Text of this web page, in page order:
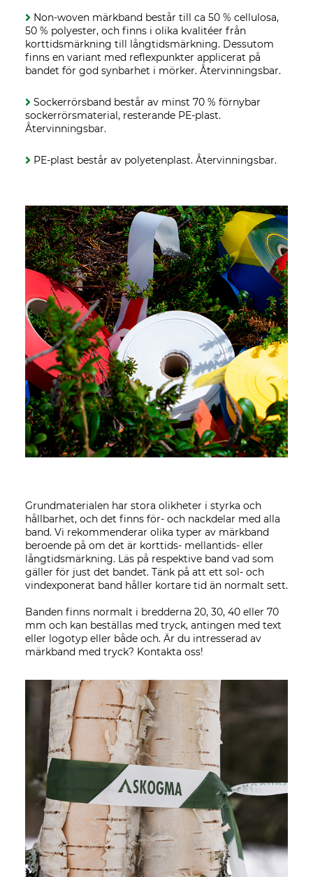
Non-woven märkband består till ca 50 % cellulosa,
50 % polyester, och finns i olika kvalitéer från
korttidsmärkning till långtidsmärkning. Dessutom
finns en variant med reflexpunkter applicerat på
bandet för god synbarhet i mörker. Återvinningsbar.
Sockerrörsband består av minst 70 % förnybar
sockerrörsmaterial, resterande PE-plast.
Återvinningsbar.
PE-plast består av polyetenplast. Återvinningsbar.
Grundmaterialen har stora olikheter i styrka och
hållbarhet, och det finns för- och nackdelar med alla
band. Vi rekommenderar olika typer av märkband
beroende på om det är korttids- mellantids- eller
långtidsmärkning. Läs på respektive band vad som
gäller för just det bandet. Tänk på att ett sol- och
vindexponerat band håller kortare tid än normalt sett.
Banden finns normalt i bredderna 20, 30, 40 eller 70
mm och kan beställas med tryck, antingen med text
eller logotyp eller både och. Är du intresserad av
märkband med tryck? Kontakta oss!